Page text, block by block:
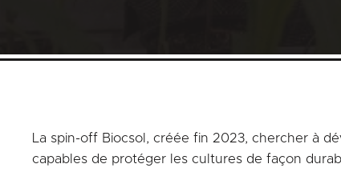
La spin-off Biocsol, créée fin 2023, chercher à
capables de protéger les cultures de façon